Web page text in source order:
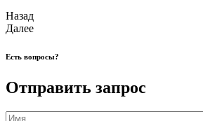
Назад
Далее
Есть вопросы?
Отправить запрос